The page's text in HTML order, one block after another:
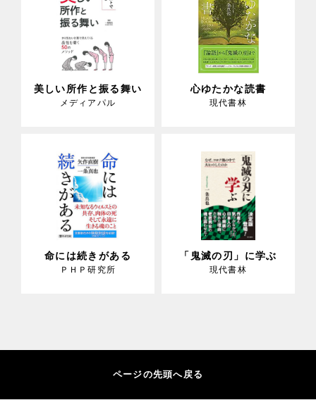
美しい所作と振る舞い
メディアパル
心ゆたかな読書
現代書林
命には続きがある
ＰＨＰ研究所
「鬼滅の刃」に学ぶ
現代書林
ページの先頭へ戻る